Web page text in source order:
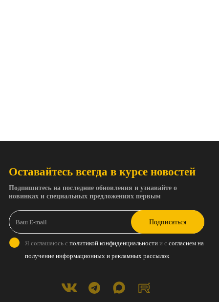
Оставайтесь всегда в курсе новостей
Подпишитесь на последние обновления и узнавайте о
новинках и специальных предложениях первым
Подписаться
Я соглашаюсь с политикой конфиденциальности и с согласием на
получение информационных и рекламных рассылок